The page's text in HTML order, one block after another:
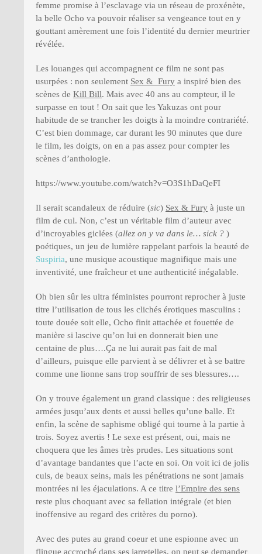
femme promise à l’esclavage via un réseau de proxénète,
la belle Ocho va pouvoir réaliser sa vengeance tout en y
gouttant amèrement une fois l’identité du dernier meurtrier
révélée.
Les louanges qui accompagnent ce film ne sont pas
usurpées : non seulement Sex & Fury a inspiré bien des
scènes de Kill Bill. Mais avec 40 ans au compteur, il le
surpasse en tout ! On sait que les Yakuzas ont pour
habitude de se trancher les doigts à la moindre contrariété.
C’est bien dommage, car durant les 90 minutes que dure
le film, les doigts, on en a pas assez pour compter les
scènes d’anthologie.
https://www.youtube.com/watch?v=O3S1hDaQeFI
Il serait scandaleux de réduire (sic) Sex & Fury à juste un
film de cul. Non, c’est un véritable film d’auteur avec
d’incroyables giclées (allez on y va dans le… sick ? )
poétiques, un jeu de lumière rappelant parfois la beauté de
Suspiria, une musique acoustique magnifique mais une
inventivité, une fraîcheur et une authenticité inégalable.
Oh bien sûr les ultra féministes pourront reprocher à juste
titre l’utilisation de tous les clichés érotiques masculins :
toute douée soit elle, Ocho finit attachée et fouettée de
manière si lascive qu’on lui en donnerait bien une
centaine de plus….Ça ne lui aurait pas fait de mal
d’ailleurs, puisque elle parvient à se délivrer et à se battre
comme une lionne sans trop souffrir de ses blessures….
On y trouve également un grand classique : des religieuses
armées jusqu’aux dents et aussi belles qu’une balle. Et
enfin, la scène de saphisme obligé qui tourne à la partie à
trois. Soyez avertis ! Le sexe est présent, oui, mais ne
choquera que les âmes très prudes. Les situations sont
d’avantage bandantes que l’acte en soi. On voit ici de jolis
culs, de beaux seins, mais les pénétrations ne sont jamais
montrées ni les éjaculations. A ce titre l’Empire des sens
reste plus choquant avec sa fellation intégrale (et bien
inoffensive au regard des critères du porno).
Avec des putes au grand coeur et une espionne avec un
flingue accroché dans ses jarretelles, on peut se demander